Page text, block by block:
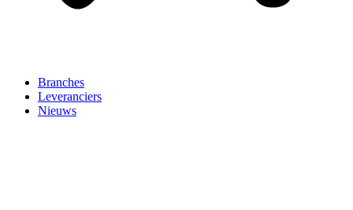
Branches
Leveranciers
Nieuws